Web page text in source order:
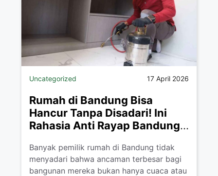
Uncategorized 17 April 2026
Rumah di Bandung Bisa
Hancur Tanpa Disadari! Ini
Rahasia Anti Rayap Bandung
Banyak pemilik rumah di Bandung tidak
menyadari bahwa ancaman terbesar bagi
bangunan mereka bukan hanya cuaca atau